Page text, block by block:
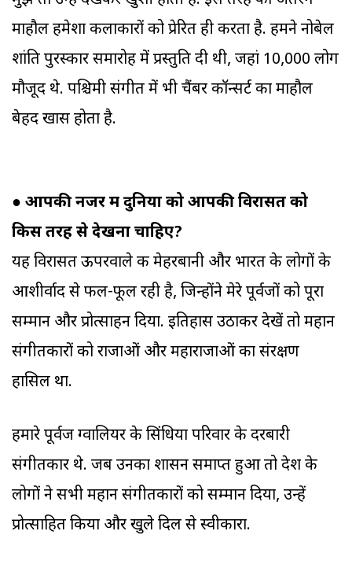
माहौल हमेशा कलाकारों को प्रेरित ही करता है. हमने नोबेल
शांति पुरस्कार समारोह में प्रस्तुति दी थी, जहां 10,000 लोग
मौजूद थे. पश्चिमी संगीत में भी चैंबर कॉन्सर्ट का माहौल
बेहद खास होता है.
● आपकी नजर में दुनिया को आपकी विरासत को
किस तरह से देखना चाहिए?
यह विरासत ऊपरवाले की मेहरबानी और भारत के लोगों के
आशीर्वाद से फल-फूल रही है, जिन्होंने मेरे पूर्वजों को पूरा
सम्मान और प्रोत्साहन दिया. इतिहास उठाकर देखें तो महान
संगीतकारों को राजाओं और महाराजाओं का संरक्षण
हासिल था.
हमारे पूर्वज ग्वालियर के सिंधिया परिवार के दरबारी
संगीतकार थे. जब उनका शासन समाप्त हुआ तो देश के
लोगों ने सभी महान संगीतकारों को सम्मान दिया, उन्हें
प्रोत्साहित किया और खुले दिल से स्वीकारा.